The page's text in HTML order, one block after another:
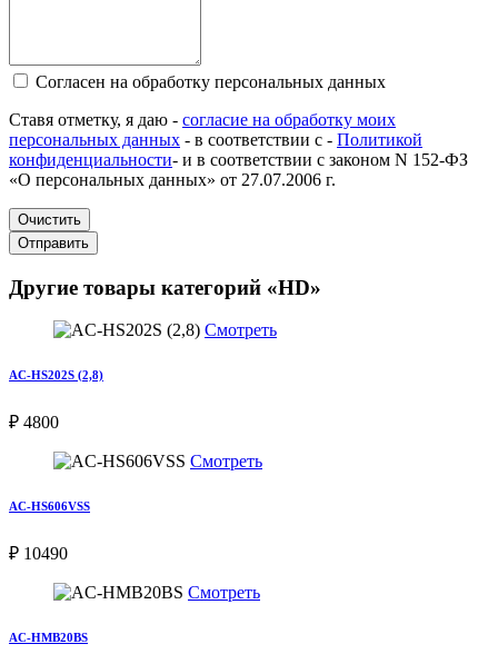
Согласен на обработку персональных данных
Ставя отметку, я даю - согласие на обработку моих
персональных данных - в соответствии с - Политикой
конфиденциальности- и в соответствии с законом N 152-ФЗ
«О персональных данных» от 27.07.2006 г.
Очистить
Отправить
Другие товары категорий «HD»
Смотреть
AC-HS202S (2,8)
₽ 4800
Смотреть
AC-HS606VSS
₽ 10490
Смотреть
AC-HMB20BS